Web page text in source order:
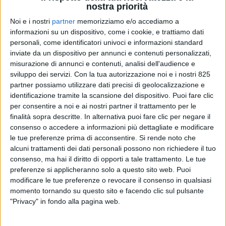
nostra priorità
Noi e i nostri partner memorizziamo e/o accediamo a
informazioni su un dispositivo, come i cookie, e trattiamo dati
personali, come identificatori univoci e informazioni standard
inviate da un dispositivo per annunci e contenuti personalizzati,
misurazione di annunci e contenuti, analisi dell'audience e
sviluppo dei servizi. Con la tua autorizzazione noi e i nostri 825
partner possiamo utilizzare dati precisi di geolocalizzazione e
identificazione tramite la scansione del dispositivo. Puoi fare clic
per consentire a noi e ai nostri partner il trattamento per le
finalità sopra descritte. In alternativa puoi fare clic per negare il
consenso o accedere a informazioni più dettagliate e modificare
le tue preferenze prima di acconsentire. Si rende noto che
alcuni trattamenti dei dati personali possono non richiedere il tuo
consenso, ma hai il diritto di opporti a tale trattamento. Le tue
preferenze si applicheranno solo a questo sito web. Puoi
modificare le tue preferenze o revocare il consenso in qualsiasi
momento tornando su questo sito e facendo clic sul pulsante
"Privacy" in fondo alla pagina web.
Incidente tra yacht a Porto
Cervo: a processo i
comandanti
YACHT 15 SETTEMBRE 2023